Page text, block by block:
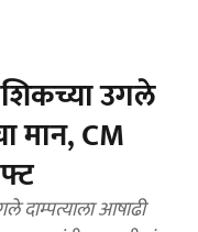
उगले
मान, CM
दाम्पत्याला आषाढी